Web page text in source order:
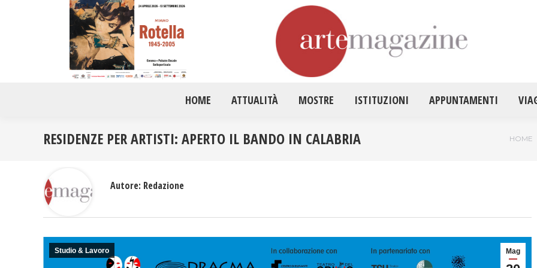
HOME ATTUALITÀ MOSTRE ISTITUZIONI APPUNTAMENTI
RESIDENZE PER ARTISTI: APERTO IL BANDO IN CALABRIA Tu
HOME
Mag
Studio & Lavoro
Autore: Redazione
HOME